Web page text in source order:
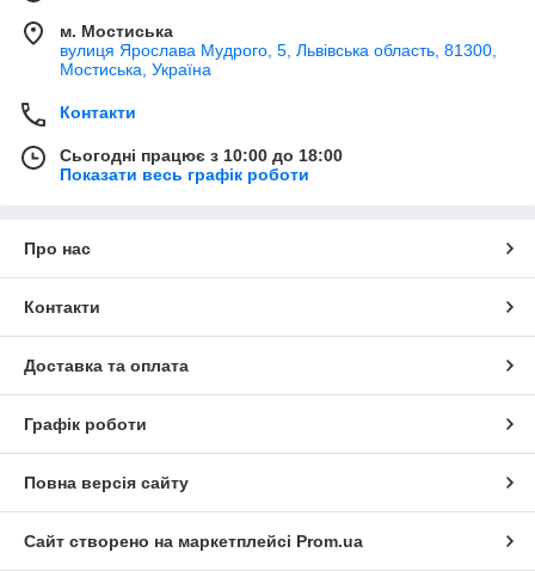
м. Мостиська
вулиця Ярослава Мудрого, 5, Львівська область, 81300,
Мостиська, Україна
Контакти
Сьогодні працює з 10:00 до 18:00
Показати весь графік роботи
Про нас
Контакти
Доставка та оплата
Графік роботи
Повна версія сайту
Сайт створено на маркетплейсі Prom.ua